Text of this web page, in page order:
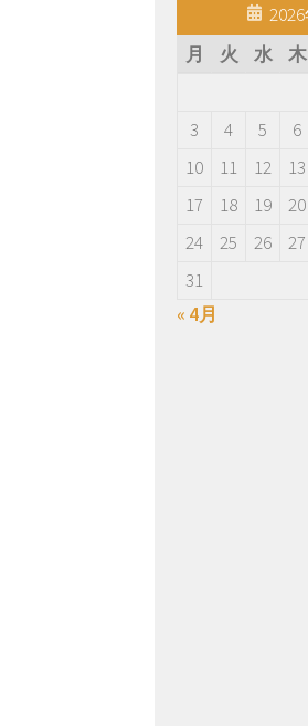
月
火 水 木
3
4 5 6
10
11 12 13
17
18 19 20
24
25 26 27
31
« 4月